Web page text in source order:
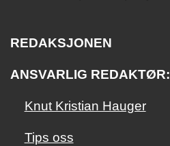
REDAKSJONEN
ANSVARLIG REDAKTØR:
Knut Kristian Hauger
Tips oss